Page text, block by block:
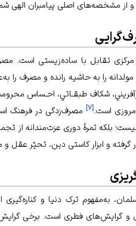
از مشخصه‌های اصلی پیامبران الهی
تقابل با ساده‌زیستی است.
را به حاشیه رانده و مصرف را
شكاف طبقـاتي، احـساس
است.[۷] مصرف‌زدگی در فرهنگ
بلکه ثمرۀ دوری عزت‌مندانه از
گرفته و ابزار کاستی دین، تحیٌر
به‌مفهوم ترک دنیا و کناره‌گیری
و گرایش‌های فطری است. برخی